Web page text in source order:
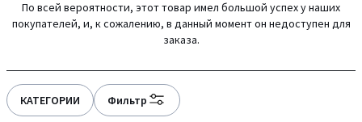
à
gauche
à
droite
По всей вероятности, этот товар имел большой успех у наших
покупателей, и, к сожалению, в данный момент он недоступен для
заказа.
КАТЕГОРИИ Фильтр